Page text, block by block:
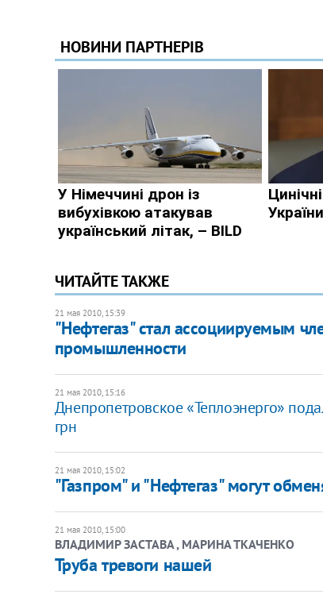
ЧИТАЙТЕ ТАКЖЕ
21 мая 2010, 15:39
"Нефтегаз" стал ассоциируемым
промышленности
21 мая 2010, 15:16
Днепропетровское «Теплоэнерго»
грн
21 мая 2010, 15:02
"Газпром" и "Нефтегаз" могут
21 мая 2010, 15:00
ВЛАДИМИР ЗАСТАВА , МАРИНА ТКАЧЕНКО
Труба тревоги нашей